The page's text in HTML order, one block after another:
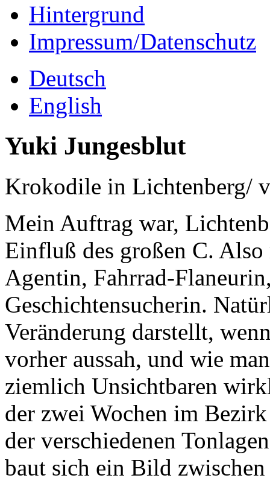
Hintergrund
Impressum/Datenschutz
Deutsch
English
Yuki Jungesblut
Krokodile in Lichtenberg/
Mein Auftrag war,
Einfluß des großen C.
Agentin, Fahrrad-
Geschichtensucherin.
Veränderung darstellt,
vorher aussah, und wie
ziemlich Unsichtbaren
der zwei Wochen im
der verschiedenen
baut sich ein Bild